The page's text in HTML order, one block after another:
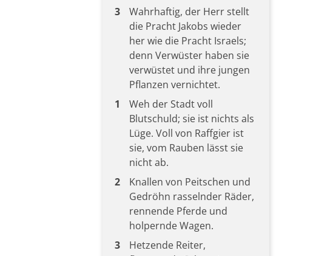
3
Wahrhaftig, der Herr stellt
die Pracht Jakobs wieder
her wie die Pracht Israels;
denn Verwüster haben sie
verwüstet und ihre jungen
Pflanzen vernichtet.
1
Weh der Stadt voll
Blutschuld; sie ist nichts als
Lüge. Voll von Raffgier ist
sie, vom Rauben lässt sie
nicht ab.
2
Knallen von Peitschen und
Gedröhn rasselnder Räder,
rennende Pferde und
holpernde Wagen.
3
Hetzende Reiter,